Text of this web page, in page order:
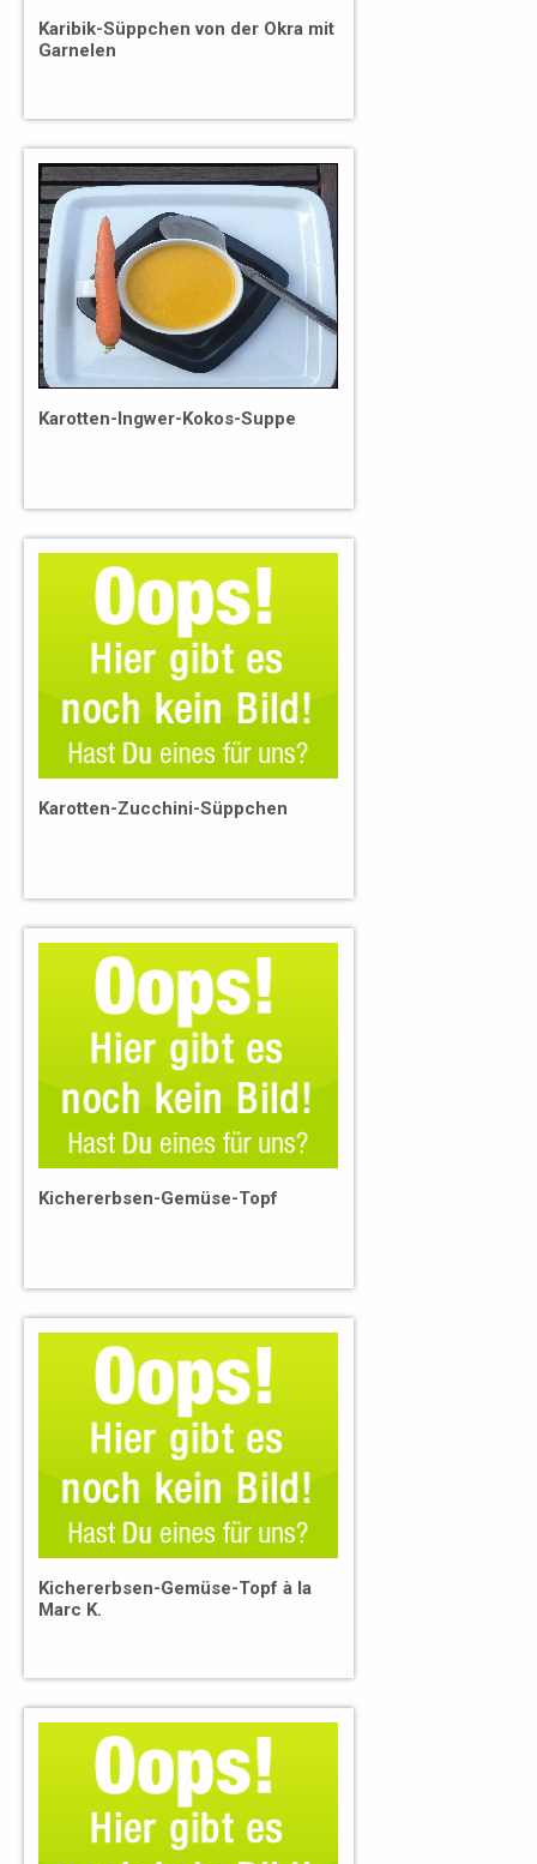
Karibik-Süppchen von der Okra mit
Garnelen
Karotten-Ingwer-Kokos-Suppe
Karotten-Zucchini-Süppchen
Kichererbsen-Gemüse-Topf
Kichererbsen-Gemüse-Topf à la
Marc K.